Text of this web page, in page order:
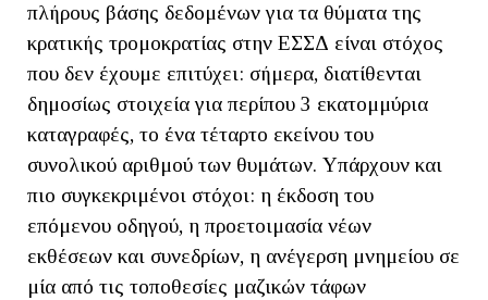
πλήρους βάσης δεδομένων για τα θύματα της
κρατικής τρομοκρατίας στην ΕΣΣΔ είναι στόχος
που δεν έχουμε επιτύχει: σήμερα, διατίθενται
δημοσίως στοιχεία για περίπου 3 εκατομμύρια
καταγραφές, το ένα τέταρτο εκείνου του
συνολικού αριθμού των θυμάτων. Υπάρχουν και
πιο συγκεκριμένοι στόχοι: η έκδοση του
επόμενου οδηγού, η προετοιμασία νέων
εκθέσεων και συνεδρίων, η ανέγερση μνημείου σε
μία από τις τοποθεσίες μαζικών τάφων